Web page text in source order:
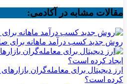
مقالات مشابه در آکادمی:
روش جدید کسب درآمد ماهانه برای
ارز دیجیتال برای معامله‌گران
کرده است؟